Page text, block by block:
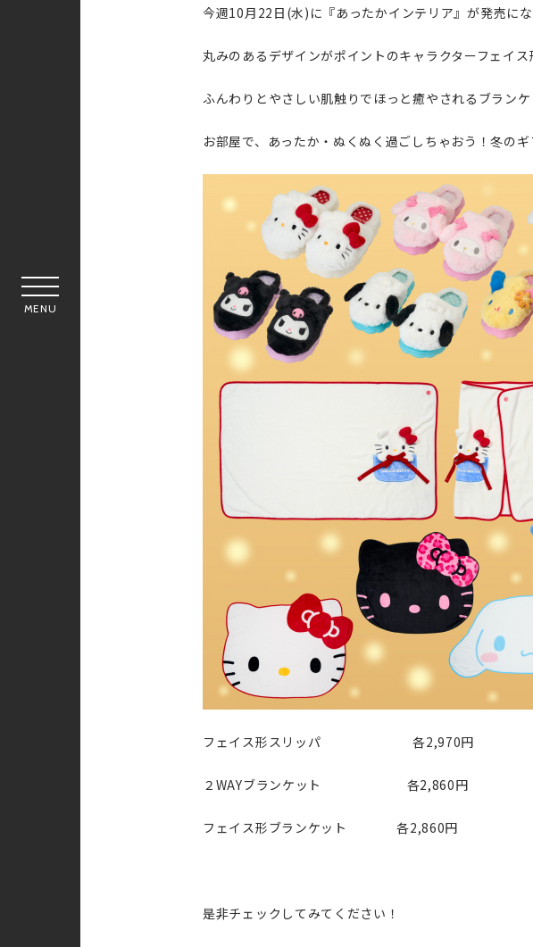
MENU
今週10月22日(水)に『あったかインテリア』が発売にな
丸みのあるデザインがポイントのキャラクターフェイス
ふんわりとやさしい肌触りでほっと癒やされるブランケ
お部屋で、あったか・ぬくぬく過ごしちゃおう！冬の
フェイス形スリッパ 各2,970円
２WAYブランケット 各2,860円
フェイス形ブランケット 各2,860円
是非チェックしてみてください！